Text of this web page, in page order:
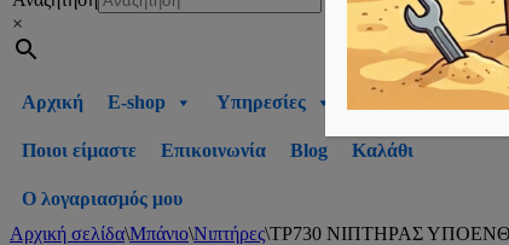
×
Αρχική E-shop Υπηρεσίες
Ποιοι είμαστε Επικοινωνία Blog Καλάθι
Ο λογαριασμός μου
Αρχική σελίδα\Μπάνιο\Νιπτήρες\TP730 ΝΙΠΤΗΡΑΣ